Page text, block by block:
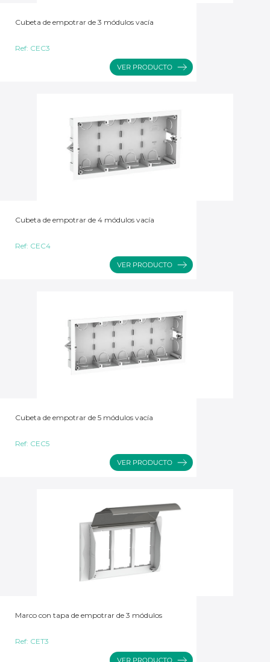
Cubeta de empotrar de 3 módulos vacía
Ref: CEC3
Cubeta de empotrar de 4 módulos vacía
Ref: CEC4
Cubeta de empotrar de 5 módulos vacía
Ref: CEC5
Marco con tapa de empotrar de 3 módulos
Ref: CET3